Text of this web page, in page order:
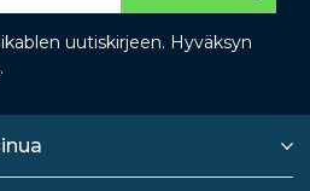
uutiskirjeen. Hyväksyn
.